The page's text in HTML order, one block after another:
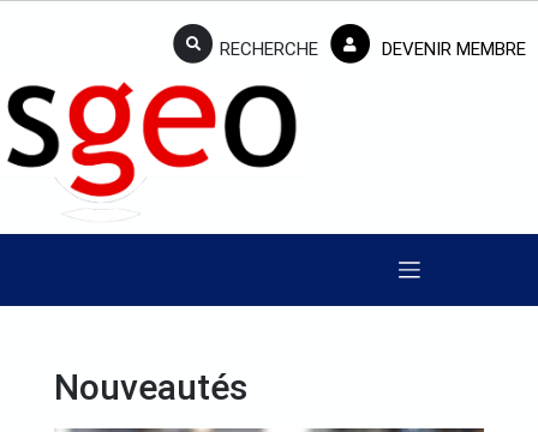
RECHERCHE DEVENIR MEMBRE
Nouveautés